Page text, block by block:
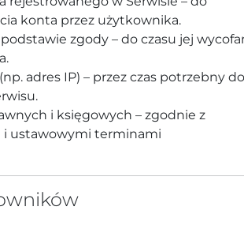
konta przez użytkownika.
zgody – do czasu jej
adres IP) – przez czas potrzebny do
i księgowych – zgodnie z
i ustawowymi terminami